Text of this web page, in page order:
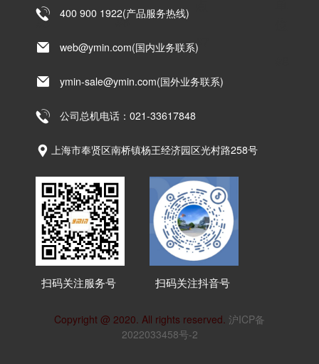
#5
#6
#7
400 900 1922(产品服务热线)
web@ymin.com(国内业务联系)
ymin-sale@ymin.com(国外业务联系)
公司总机电话：021-33617848
上海市奉贤区南桥镇杨王经济园区光村路258号
扫码关注服务号 扫码关注抖音号
Copyright @ 2020. All rights reserved. 沪ICP备
2022033458号-2